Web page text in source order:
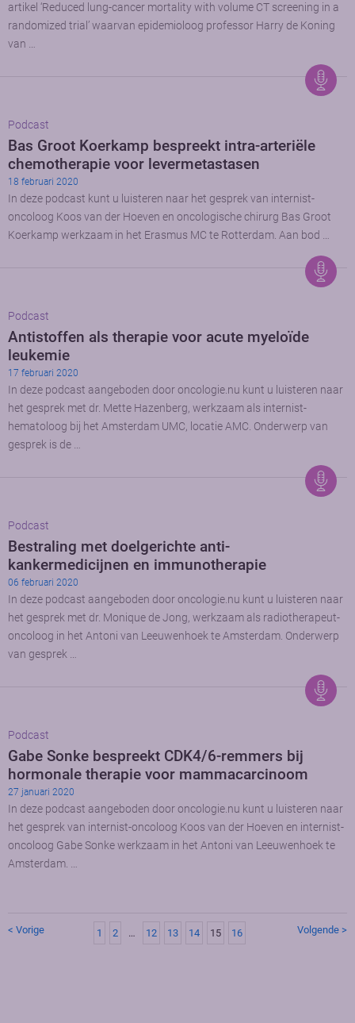
artikel ‘Reduced lung-cancer mortality with volume CT screening in a
randomized trial’ waarvan epidemioloog professor Harry de Koning
van …
Podcast
Bas Groot Koerkamp bespreekt intra-arteriële
chemotherapie voor levermetastasen
18 februari 2020
In deze podcast kunt u luisteren naar het gesprek van internist-
oncoloog Koos van der Hoeven en oncologische chirurg Bas Groot
Koerkamp werkzaam in het Erasmus MC te Rotterdam. Aan bod …
Podcast
Antistoffen als therapie voor acute myeloïde
leukemie
17 februari 2020
In deze podcast aangeboden door oncologie.nu kunt u luisteren naar
het gesprek met dr. Mette Hazenberg, werkzaam als internist-
hematoloog bij het Amsterdam UMC, locatie AMC. Onderwerp van
gesprek is de …
Podcast
Bestraling met doelgerichte anti-
kankermedicijnen en immunotherapie
06 februari 2020
In deze podcast aangeboden door oncologie.nu kunt u luisteren naar
het gesprek met dr. Monique de Jong, werkzaam als radiotherapeut-
oncoloog in het Antoni van Leeuwenhoek te Amsterdam. Onderwerp
van gesprek …
Podcast
Gabe Sonke bespreekt CDK4/6-remmers bij
hormonale therapie voor mammacarcinoom
27 januari 2020
In deze podcast aangeboden door oncologie.nu kunt u luisteren naar
het gesprek van internist-oncoloog Koos van der Hoeven en internist-
oncoloog Gabe Sonke werkzaam in het Antoni van Leeuwenhoek te
Amsterdam. …
< Vorige 1 2 … 12 13 14 15 16 Volgende >